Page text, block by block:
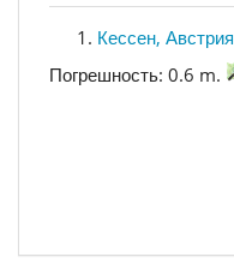
Кессен, Австрия
Погрешность: 0.6 m.